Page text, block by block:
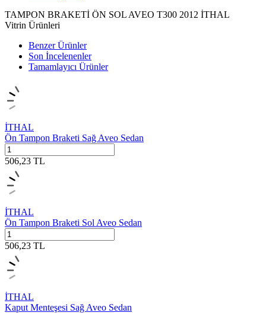
TAMPON BRAKETİ ÖN SOL AVEO T300 2012 İTHAL
Vitrin Ürünleri
Benzer Ürünler
Son İncelenenler
Tamamlayıcı Ürünler
İTHAL
Ön Tampon Braketi Sağ Aveo Sedan
506,23 TL
İTHAL
Ön Tampon Braketi Sol Aveo Sedan
506,23 TL
İTHAL
Kaput Menteşesi Sağ Aveo Sedan